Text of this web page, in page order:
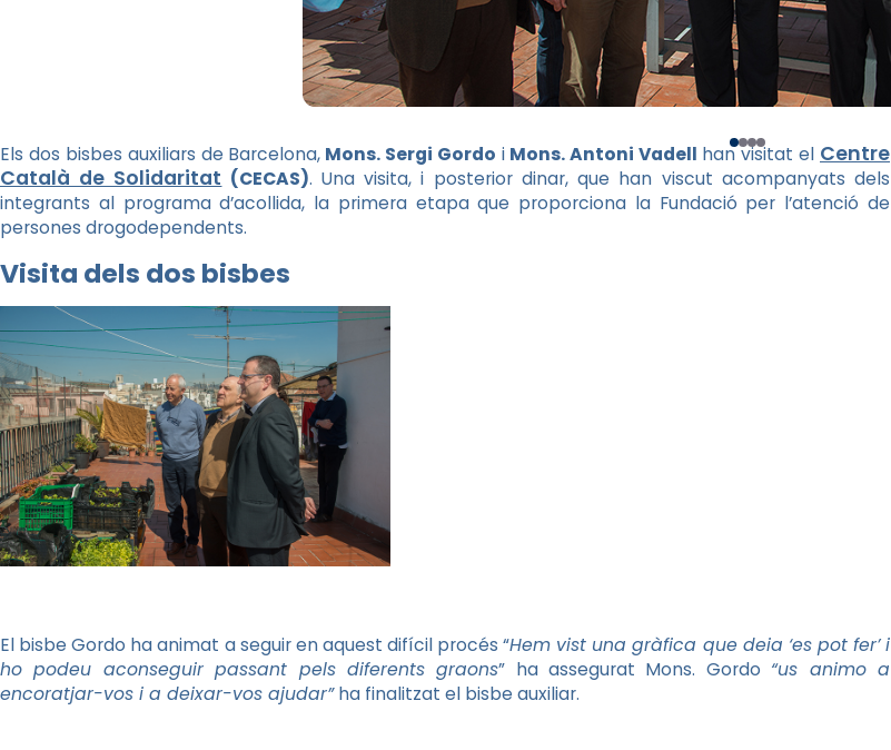
Els dos bisbes auxiliars de Barcelona, Mons. Sergi Gordo iMons. Antoni Vadell han visitat el Centre
Català de Solidaritat (CECAS). Una visita, i posterior dinar, que han viscut acompanyats dels
integrants al programa d’acollida, la primera etapa que proporciona la Fundació per l’atenció de
persones drogodependents.
Visita dels dos bisbes
El bisbe Gordo ha animat a seguir en aquest difícil procés “Hem vist una gràfica que deia ‘es pot fer’ i
ho podeu aconseguir passant pels diferents graons” ha assegurat Mons. Gordo “us animo a
encoratjar-vos i a deixar-vos ajudar”ha finalitzat el bisbe auxiliar.